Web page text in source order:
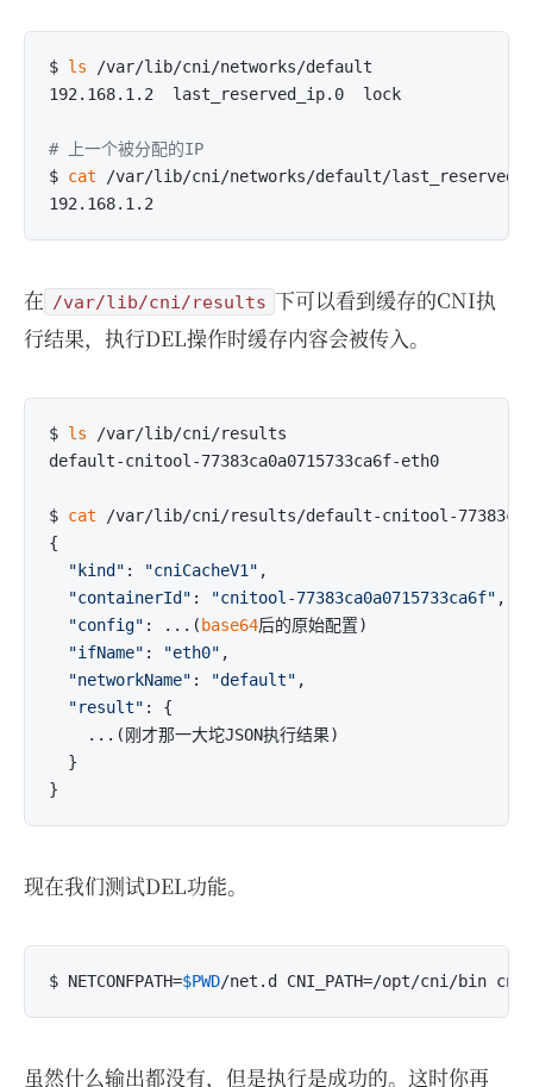
$ ls /var/lib/cni/networks/default
192.168.1.2  last_reserved_ip.0  lock
# 上一个被分配的IP
$ cat /var/lib/cni/networks/default/
在 /var/lib/cni/results 下可以看到缓存的CNI执
行结果，执行DEL操作时缓存内容会被传入。
$ ls /var/lib/cni/results
default-cnitool-77383ca0a0715733ca6f-eth0
$ cat /var/lib/cni/results/default-cnitool-
{
"kind" : "cniCacheV1" ,
"containerId" : "cnitool-77383ca0a0715733ca6f" ,
"config" : ...( base64后的原始配置)
"ifName" : "eth0" ,
"networkName" : "default" ,
"result" : {
    ...(刚才那一大坨JSON执行结果)
  }
现在我们测试DEL功能。
$ NETCONFPATH=$PWD
虽然什么输出都没有，但是执行是成功的。这时你再